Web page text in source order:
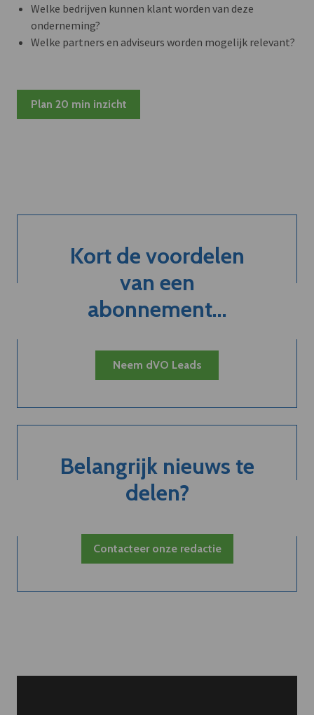
Welke bedrijven kunnen klant worden van deze
onderneming?
Welke partners en adviseurs worden mogelijk relevant?
Plan 20 min inzicht
Kort de voordelen
van een
abonnement...
Neem dVO Leads
Belangrijk nieuws te
delen?
Contacteer onze redactie